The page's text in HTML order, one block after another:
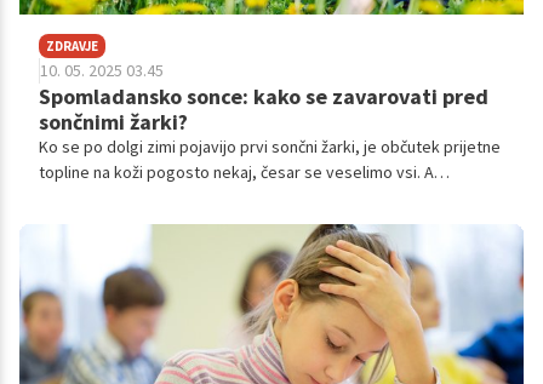
ZDRAVJE
10. 05. 2025 03.45
Spomladansko sonce: kako se zavarovati pred
sončnimi žarki?
Ko se po dolgi zimi pojavijo prvi sončni žarki, je občutek prijetne
topline na koži pogosto nekaj, česar se veselimo vsi. A